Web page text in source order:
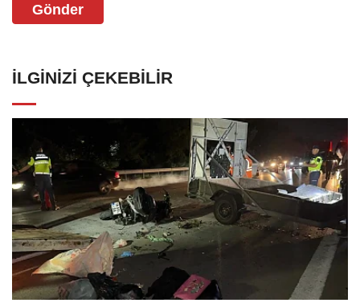
Gönder
İLGINIZI ÇEKEBILIR